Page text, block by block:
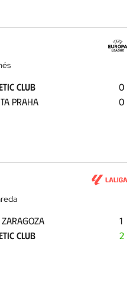
CLUB
PRAHA
0
0
ZARAGOZA
CLUB
1
2